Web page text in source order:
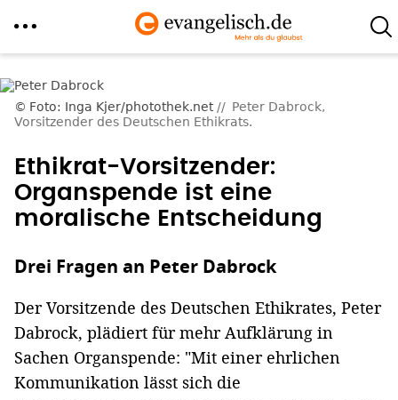
zum
InhaltFoto: Inga Kjer/photothek.net
Peter Dabrock,
Vorsitzender des Deutschen Ethikrats.
Ethikrat-Vorsitzender:
Organspende ist eine
moralische Entscheidung
Drei Fragen an Peter Dabrock
Der Vorsitzende des Deutschen Ethikrates, Peter
Dabrock, plädiert für mehr Aufklärung in
Sachen Organspende: "Mit einer ehrlichen
Kommunikation lässt sich die